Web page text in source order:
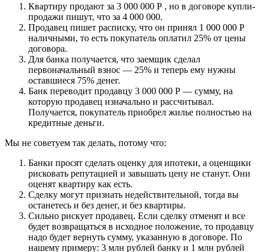
Квартиру продают за 3 000 000 Р , но в договоре купли-
продажи пишут, что за 4 000 000.
Продавец пишет расписку, что он принял 1 000 000 Р
наличными, то есть покупатель оплатил 25% от цены
договора.
Для банка получается, что заемщик сделал
первоначальный взнос — 25% и теперь ему нужны
оставшиеся 75% денег.
Банк переводит продавцу 3 000 000 Р — сумму, на
которую продавец изначально и рассчитывал.
Получается, покупатель приобрел жилье полностью на
кредитные деньги.
Мы не советуем так делать, потому что:
Банки просят сделать оценку для ипотеки, а оценщики
рисковать репутацией и завышать цену не станут. Они
оценят квартиру как есть.
Сделку могут признать недействительной, тогда вы
останетесь и без денег, и без квартиры.
Сильно рискует продавец. Если сделку отменят и все
будет возвращаться в исходное положение, то продавцу
надо будет вернуть сумму, указанную в договоре. По
нашему примеру: 3 млн рублей банку и 1 млн рублей